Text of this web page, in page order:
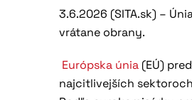
3.6.2026 (SITA.sk) –
vrátane obrany.
Európska únia (EÚ)
najcitlivejších